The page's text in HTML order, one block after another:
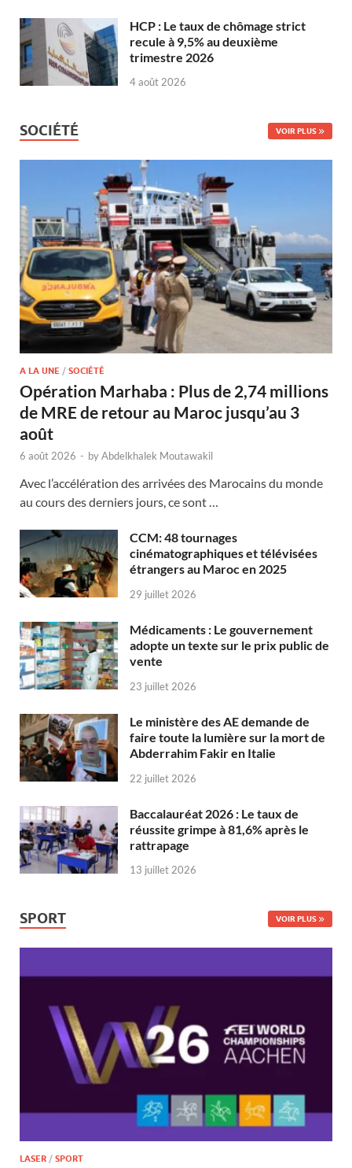
HCP : Le taux de chômage strict
recule à 9,5% au deuxième
trimestre 2026
4 août 2026
SOCIÉTÉ VOIR PLUS
A LA UNE / SOCIÉTÉ
Opération Marhaba : Plus de 2,74 millions
de MRE de retour au Maroc jusqu’au 3
août
6 août 2026 - byAbdelkhalek Moutawakil
Avec l’accélération des arrivées des Marocains du monde
au cours des derniers jours, ce sont …
CCM: 48 tournages
cinématographiques et télévisées
étrangers au Maroc en 2025
29 juillet 2026
Médicaments : Le gouvernement
adopte un texte sur le prix public de
vente
23 juillet 2026
Le ministère des AE demande de
faire toute la lumière sur la mort de
Abderrahim Fakir en Italie
22 juillet 2026
Baccalauréat 2026 : Le taux de
réussite grimpe à 81,6% après le
rattrapage
13 juillet 2026
SPORT VOIR PLUS
LASER / SPORT